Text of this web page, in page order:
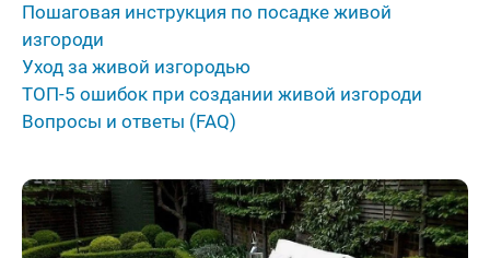
Пошаговая инструкция по посадке живой
изгороди
Уход за живой изгородью
ТОП-5 ошибок при создании живой изгороди
Вопросы и ответы (FAQ)